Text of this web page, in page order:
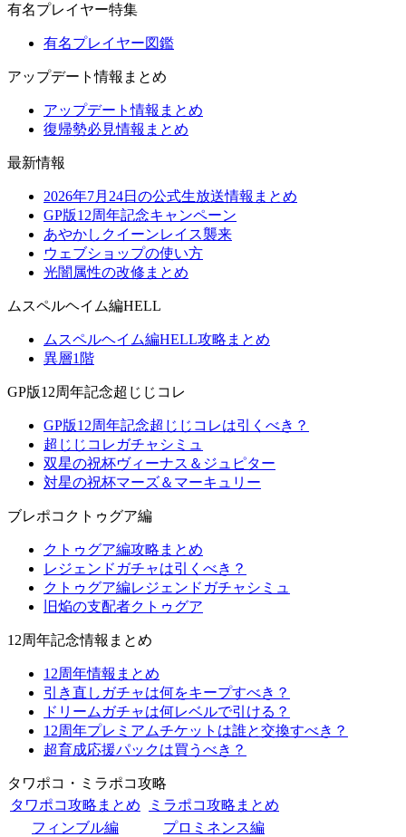
有名プレイヤー特集
有名プレイヤー図鑑
アップデート情報まとめ
アップデート情報まとめ
復帰勢必見情報まとめ
最新情報
2026年7月24日の公式生放送情報まとめ
GP版12周年記念キャンペーン
あやかしクイーンレイス襲来
ウェブショップの使い方
光闇属性の改修まとめ
ムスペルヘイム編HELL
ムスペルヘイム編HELL攻略まとめ
異層1階
GP版12周年記念超じじコレ
GP版12周年記念超じじコレは引くべき？
超じじコレガチャシミュ
双星の祝杯ヴィーナス＆ジュピター
対星の祝杯マーズ＆マーキュリー
ブレポコクトゥグア編
クトゥグア編攻略まとめ
レジェンドガチャは引くべき？
クトゥグア編レジェンドガチャシミュ
旧焔の支配者クトゥグア
12周年記念情報まとめ
12周年情報まとめ
引き直しガチャは何をキープすべき？
ドリームガチャは何レベルで引ける？
12周年プレミアムチケットは誰と交換すべき？
超育成応援パックは買うべき？
タワポコ・ミラポコ攻略
タワポコ攻略まとめ
ミラポコ攻略まとめ
フィンブル編
プロミネンス編